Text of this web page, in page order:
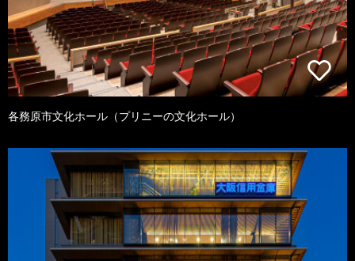
各務原市文化ホール（プリニーの文化ホール）